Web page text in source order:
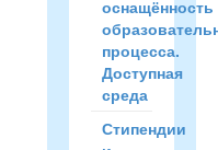
оснащённость
процесса.
Доступная
среда
Стипендии